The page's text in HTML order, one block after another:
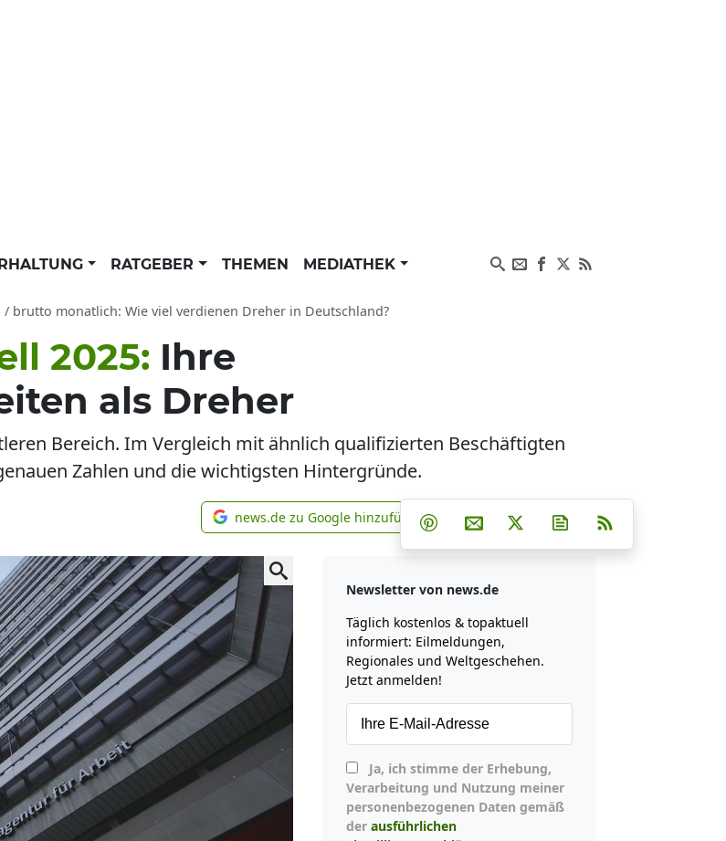
RATGEBER THEMEN MEDIATHEK
brutto monatlich: Wie viel verdienen Dreher in Deutschland?
2025: Ihre
als Dreher
Bereich. Im Vergleich mit ähnlich qualifizierten Beschäftigten
Zahlen und die wichtigsten Hintergründe.
news.de zu Google hinzufügen
news.de zu Google hinzufügen Teilen auf Facebook
Teilen auf Whatsapp
Teilen auf Telegram
Teilen auf Pinterest
Per E-Mail teilen
Post auf XNewsletter
Newsletter von news.de
Täglich kostenlos & topaktuell
informiert: Eilmeldungen,
Regionales und Weltgeschehen.
Jetzt anmelden!
Verarbeitung und Nutzung meiner
personenbezogenen Daten gemäß
der ausführlichen